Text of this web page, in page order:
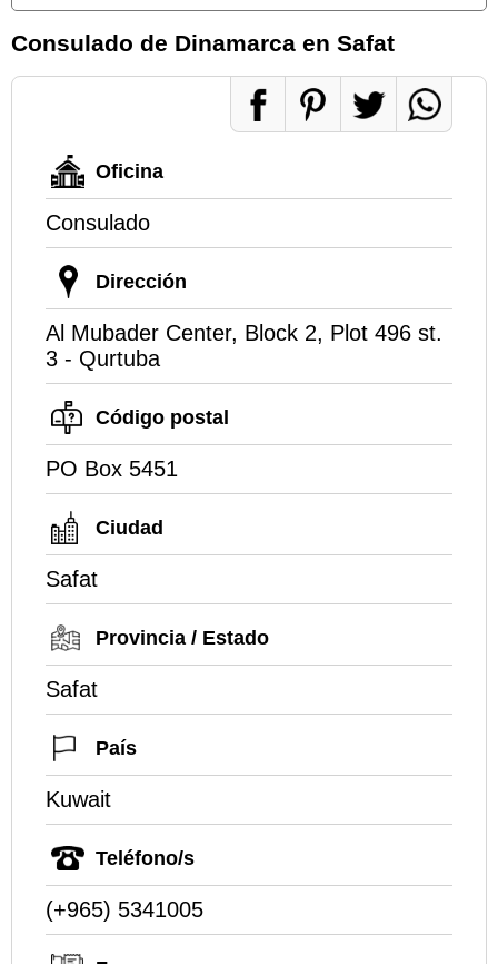
Consulado de Dinamarca en Safat
Oficina
Consulado
Dirección
Al Mubader Center, Block 2, Plot 496 st.
3 - Qurtuba
Código postal
PO Box 5451
Ciudad
Safat
Provincia / Estado
Safat
País
Kuwait
Teléfono/s
(+965) 5341005